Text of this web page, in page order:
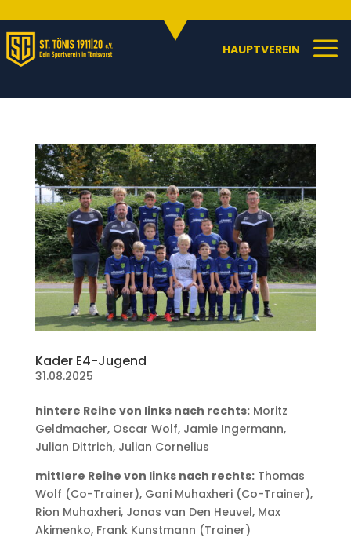
C
HAUPTVEREIN a
Kader E4-Jugend
31.08.2025
hintere Reihe von links nach rechts:Moritz
Geldmacher, Oscar Wolf, Jamie Ingermann,
Julian Dittrich, Julian Cornelius
mittlere Reihe von links nach rechts:Thomas
Wolf (Co-Trainer), Gani Muhaxheri (Co-Trainer),
Rion Muhaxheri, Jonas van Den Heuvel, Max
Akimenko, Frank Kunstmann (Trainer)